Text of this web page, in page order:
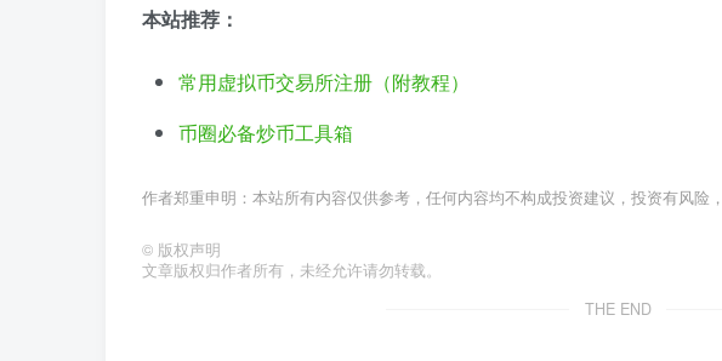
本站推荐：
常用虚拟币交易所注册（附教程）
币圈必备炒币工具箱
作者郑重申明：本站所有内容仅供参考，任何内容均不构成投资建议，投资有风险，
© 版权声明
文章版权归作者所有，未经允许请勿转载。
THE END